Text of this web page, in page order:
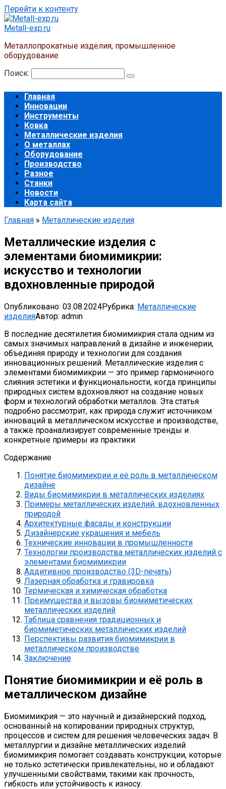
Перейти к контенту
Metall-exp.ru
Металлопрокатные изделия, промышленное
оборудование
Поиск:
Главная
Инновации
Инструменты
Ковка
Металлические изделия
О металлах
Оборудование
Производство
Разное
Станки
Новости
Карта сайта
Главная » Металлические изделия
Металлические изделия с
элементами биомимикрии:
искусство и технологии
вдохновленные природой
Опубликовано: 03.08.2024Рубрика: Металлические
изделияАвтор: admin
В последние десятилетия биомимикрия стала одним из
самых значимых направлений в дизайне и инженерии,
объединяя природу и технологии для создания
инновационных решений. Металлические изделия с
элементами биомимикрии — это пример гармоничного
слияния эстетики и функциональности, когда принципы
природных систем вдохновляют на создание новых
форм и технологий обработки металлов. Эта статья
подробно рассмотрит, как природа служит источником
инноваций в металлическом искусстве и производстве,
а также проанализирует современные тренды и
конкретные примеры из практики.
Содержание
Понятие биомимикрии и её роль в металлическом
дизайне
Виды биомимикрии в металлических изделиях
Примеры металлических изделий, вдохновленных
природой
Архитектурные фасады и конструкции
Дизайнерские украшения и мебель
Технические инновации в промышленности
Технологии производства металлических изделий с
элементами биомимикрии
Аддитивное производство (3D-печать)
Лазерная обработка и гравировка
Термическая и химическая обработка
Преимущества и вызовы биомиметических
металлических изделий
Таблица сравнения традиционных и
биомиметических металлических изделий
Перспективы развития биомимикрии в
металлическом производстве
Заключение
Понятие биомимикрии и её роль в
металлическом дизайне
Биомимикрия — это научный и дизайнерский подход,
основанный на копировании природных структур,
процессов и систем для решения человеческих задач. В
металлургии и дизайне металлических изделий
биомимикрия помогает создавать конструкции, которые
не только эстетически привлекательны, но и обладают
улучшенными свойствами, такими как прочность,
гибкость или устойчивость к износу.